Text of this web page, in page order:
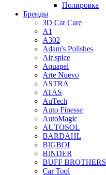
Полировка
Бренды
3D Car Care
A1
A302
Adam's Polishes
Air spice
Aquapel
Arte Nuevo
ASTRA
ATAS
AuTech
Auto Finesse
AutoMagic
AUTOSOL
BARDAHL
BIGBOI
BINDER
BUFF BROTHERS
Car Tool